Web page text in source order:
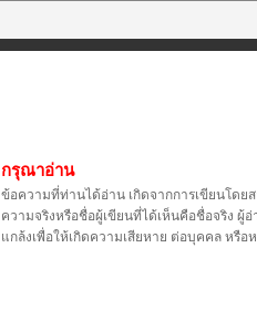
กรุณาอ่าน
ข้อความที่ท่านได้อ่าน เกิดจากการเขียนโดย
ความจริงหรือชื่อผู้เขียนที่ได้เห็นคือชื่อจริง
แกล้งเพื่อให้เกิดความเสียหาย ต่อบุคคล หรื